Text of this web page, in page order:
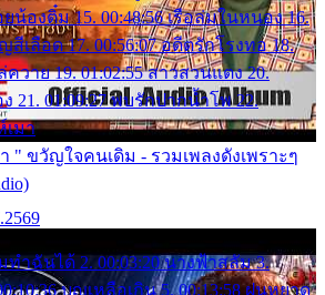
น้องติ๋ม 15. 00:48:56 เรือล่มในหนอง 16.
สีเลือด 17. 00:56:07 อดีตรักโรงทอ 18.
ควาย 19. 01:02:55 สาวสวนแตง 20.
21. 01:09:27 พบรักปากน้ำโพ 22.
เมา
ขวัญใจคนเดิม - รวมเพลงดังเพราะๆ
ทำฉันได้ 2. 00:03:20 นางฟ้าสลัม 3.
บุญเหลือเกิน 5. 00:13:58 ฝนหยาด